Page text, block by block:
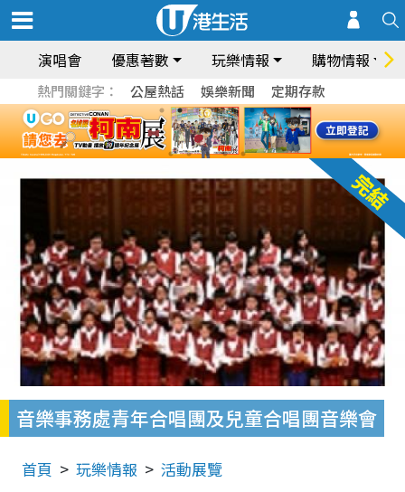
演唱會 優惠著數 玩樂情報 購物情報
熱門關鍵字： 公屋熱話 娛樂新聞 定期存款
音樂事務處青年合唱團及兒童合唱團音樂會
首頁 玩樂情報 活動展覽